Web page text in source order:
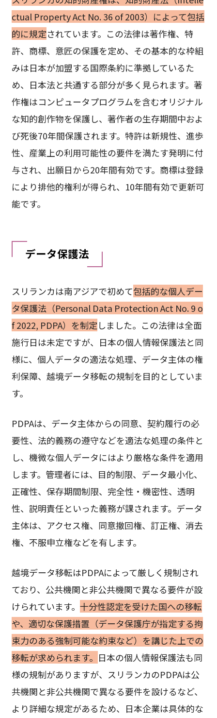
ctual Property Act No. 36 of 2003）によって包括
的に規定されています。この法律は著作権、特
許、商標、意匠の保護を定め、その基本的な枠組
みは日本が加盟する国際条約に準拠しているた
め、日本法と共通する部分が多く見られます。著
作権はコンピュータプログラムを含むオリジナル
な知的創作物を保護し、著作者の生存期間中およ
び死後70年間保護されます。特許は新規性、進歩
性、産業上の利用可能性の要件を満たす発明に付
与され、出願日から20年間有効です。商標は登録
により排他的権利が得られ、10年間有効で更新可
能です。
データ保護法
スリランカは南アジアで初めて包括的な個人デー
タ保護法（Personal Data Protection Act No. 9 o
f 2022, PDPA）を制定しました。この法律は全面
施行日は未定ですが、日本の個人情報保護法と同
様に、個人データの適法な処理、データ主体の権
利保障、越境データ移転の規制を目的としていま
す。
PDPAは、データ主体からの同意、契約履行の必
要性、法的義務の遵守などを適法な処理の条件と
し、機微な個人データにはより厳格な条件を適用
します。管理者には、目的制限、データ最小化、
正確性、保存期間制限、完全性・機密性、透明
性、説明責任といった義務が課されます。データ
主体は、アクセス権、同意撤回権、訂正権、消去
権、不服申立権などを有します。
越境データ移転はPDPAによって厳しく規制され
ており、公共機関と非公共機関で異なる要件が設
けられています。 十分性認定を受けた国への移転
や、適切な保護措置（データ保護庁が指定する拘
束力のある強制可能な約束など）を講じた上での
移転が求められます。 日本の個人情報保護法も同
様の規制がありますが、スリランカのPDPAは公
共機関と非公共機関で異なる要件を設けるなど、
より詳細な規定があるため、日本企業は具体的な